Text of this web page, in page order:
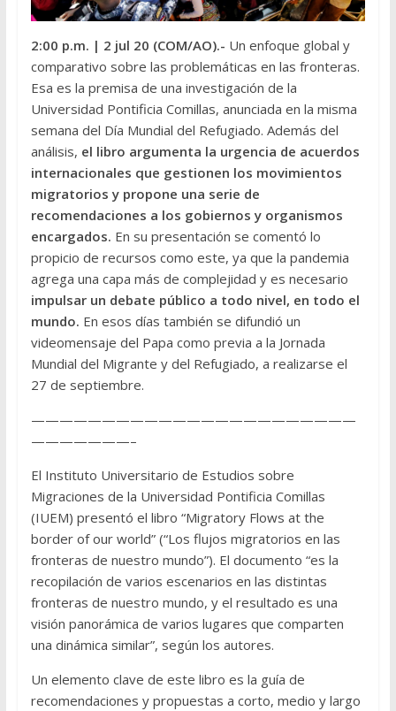
2:00 p.m. | 2 jul 20 (COM/AO).- Un enfoque global y
comparativo sobre las problemáticas en las fronteras.
Esa es la premisa de una investigación de la
Universidad Pontificia Comillas, anunciada en la misma
semana del Día Mundial del Refugiado. Además del
análisis, el libro argumenta la urgencia de acuerdos
internacionales que gestionen los movimientos
migratorios y propone una serie de
recomendaciones a los gobiernos y organismos
encargados. En su presentación se comentó lo
propicio de recursos como este, ya que la pandemia
agrega una capa más de complejidad y es necesario
impulsar un debate público a todo nivel, en todo el
mundo. En esos días también se difundió un
videomensaje del Papa como previa a la Jornada
Mundial del Migrante y del Refugiado, a realizarse el
27 de septiembre.
———————————————————————
———————–
El Instituto Universitario de Estudios sobre
Migraciones de la Universidad Pontificia Comillas
(IUEM) presentó el libro “Migratory Flows at the
border of our world” (“Los flujos migratorios en las
fronteras de nuestro mundo”). El documento “es la
recopilación de varios escenarios en las distintas
fronteras de nuestro mundo, y el resultado es una
visión panorámica de varios lugares que comparten
una dinámica similar”, según los autores.
Un elemento clave de este libro es la guía de
recomendaciones y propuestas a corto, medio y largo